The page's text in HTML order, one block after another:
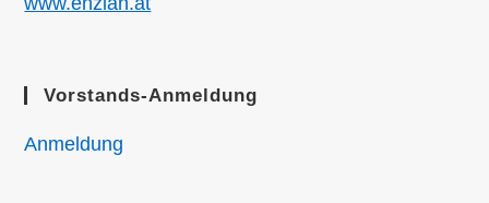
Vorstands-Anmeldung
Anmeldung